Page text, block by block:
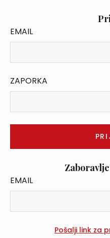
EMAIL
ZAPORKA
EMAIL